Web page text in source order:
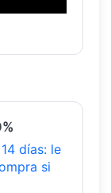
días: le
si